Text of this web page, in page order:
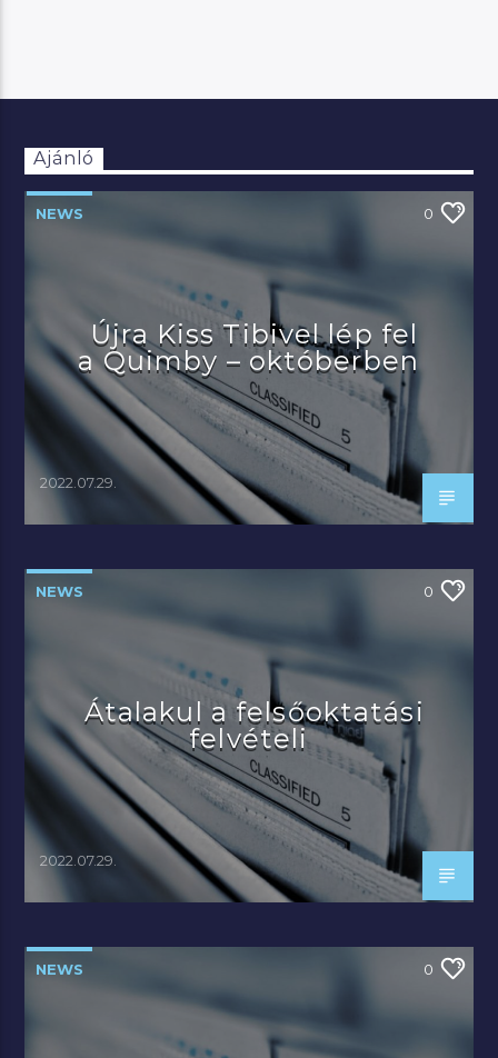
Ajánló
NEWS 0
Újra Kiss Tibivel lép fel
a Quimby – októberben
2022.07.29.
NEWS 0
Átalakul a felsőoktatási
felvételi
2022.07.29.
NEWS 0